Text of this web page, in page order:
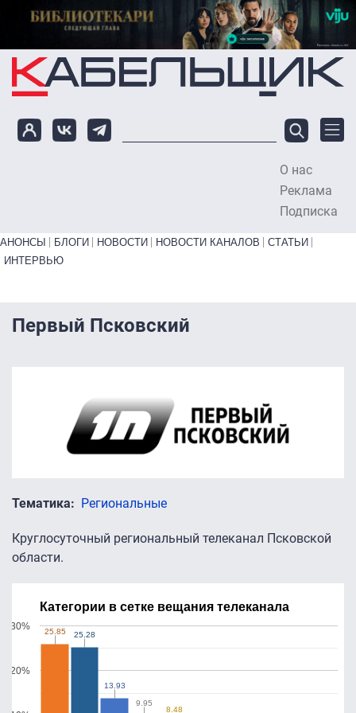
Перейти к основному содержанию
О нас
Реклама
Подписка
Primary links bottom
АНОНСЫ БЛОГИ НОВОСТИ НОВОСТИ КАНАЛОВ
СТАТЬИ
ИНТЕРВЬЮ
Первый Псковский
Тематика Региональные
Круглосуточный региональный телеканал Псковской
области.
Категории в сетке вещания телеканала
20%
30% 25.85
25.85 25.28
25.28
13.93
13.93
9.95
9.95
8.48
8.48